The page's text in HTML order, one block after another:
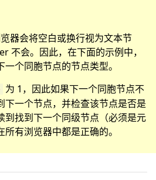
器会将空白或换行视为文本节
不会。因此，在下面的示例中，
个同胞节点的节点类型。
为 1，因此如果下一个同胞节点不
下一个节点，并检查该节点是否是
到找到下一个同级节点（必须是元
有浏览器中都是正确的。